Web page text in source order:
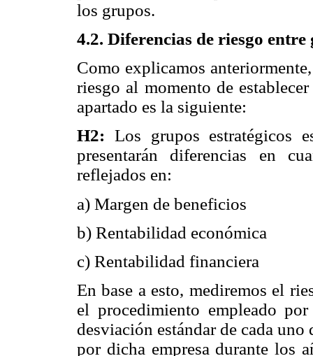
los grupos.
4.2. Diferencias de riesgo entre
Como explicamos
riesgo al momento de
apartado es la siguiente:
H2: Los grupos estratégicos
presentarán diferencias en
reflejados en:
a) Margen de beneficios
b) Rentabilidad económica
c) Rentabilidad financiera
En base a esto, mediremos el
el procedimiento empleado
desviación estándar de cada
por dicha empresa durante los